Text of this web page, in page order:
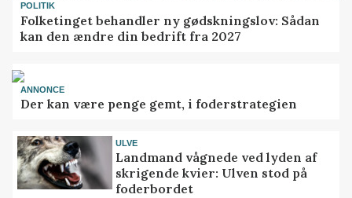
POLITIK
Folketinget behandler ny gødskningslov: Sådan
kan den ændre din bedrift fra 2027
ANNONCE
Der kan være penge gemt, i foderstrategien
ULVE
Landmand vågnede ved lyden af
skrigende kvier: Ulven stod på
foderbordet